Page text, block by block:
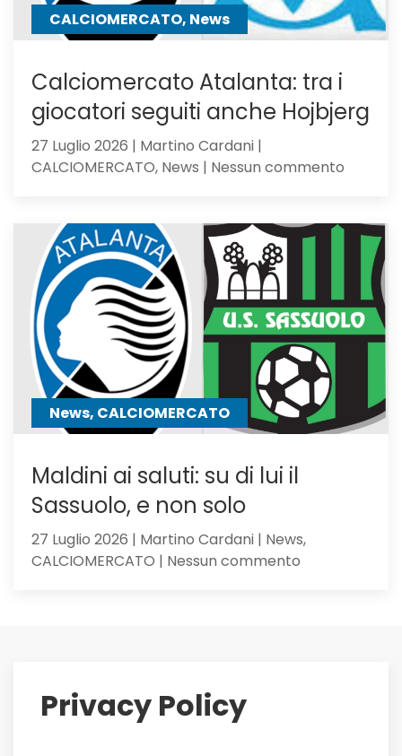
CALCIOMERCATO, News
Calciomercato Atalanta: tra i
giocatori seguiti anche Hojbjerg
27 Luglio 2026 | Martino Cardani |
CALCIOMERCATO, News | Nessun commento
tra
seguiti
anche
Hojbjerg
News, CALCIOMERCATO
Maldini ai saluti: su di lui il
Sassuolo, e non solo
27 Luglio 2026 | Martino Cardani | News,
CALCIOMERCATO | Nessun commento
Privacy Policy